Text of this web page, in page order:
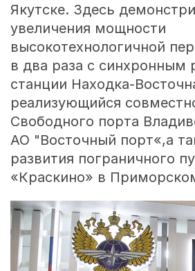
Якутске. Здесь
увеличения мощности
высокотехнологичной
в два раза с синхронным
станции Находка-
реализующийся
Свободного порта
АО "Восточный порт«,а
развития пограничного
«Краскино» в